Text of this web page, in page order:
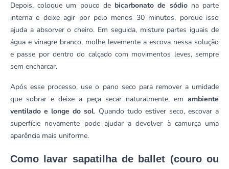
Depois, coloque um pouco de bicarbonato de sódiona parte
interna e deixe agir por pelo menos 30 minutos, porque isso
ajuda a absorver o cheiro. Em seguida, misture partes iguais de
água e vinagre branco, molhe levemente a escova nessa solução
e passe por dentro do calçado com movimentos leves, sempre
sem encharcar.
Após esse processo, use o pano seco para remover a umidade
que sobrar e deixe a peça secar naturalmente, em ambiente
ventilado e longe do sol. Quando tudo estiver seco, escovar a
superfície novamente pode ajudar a devolver à camurça uma
aparência mais uniforme.
Como lavar sapatilha de ballet (couro ou